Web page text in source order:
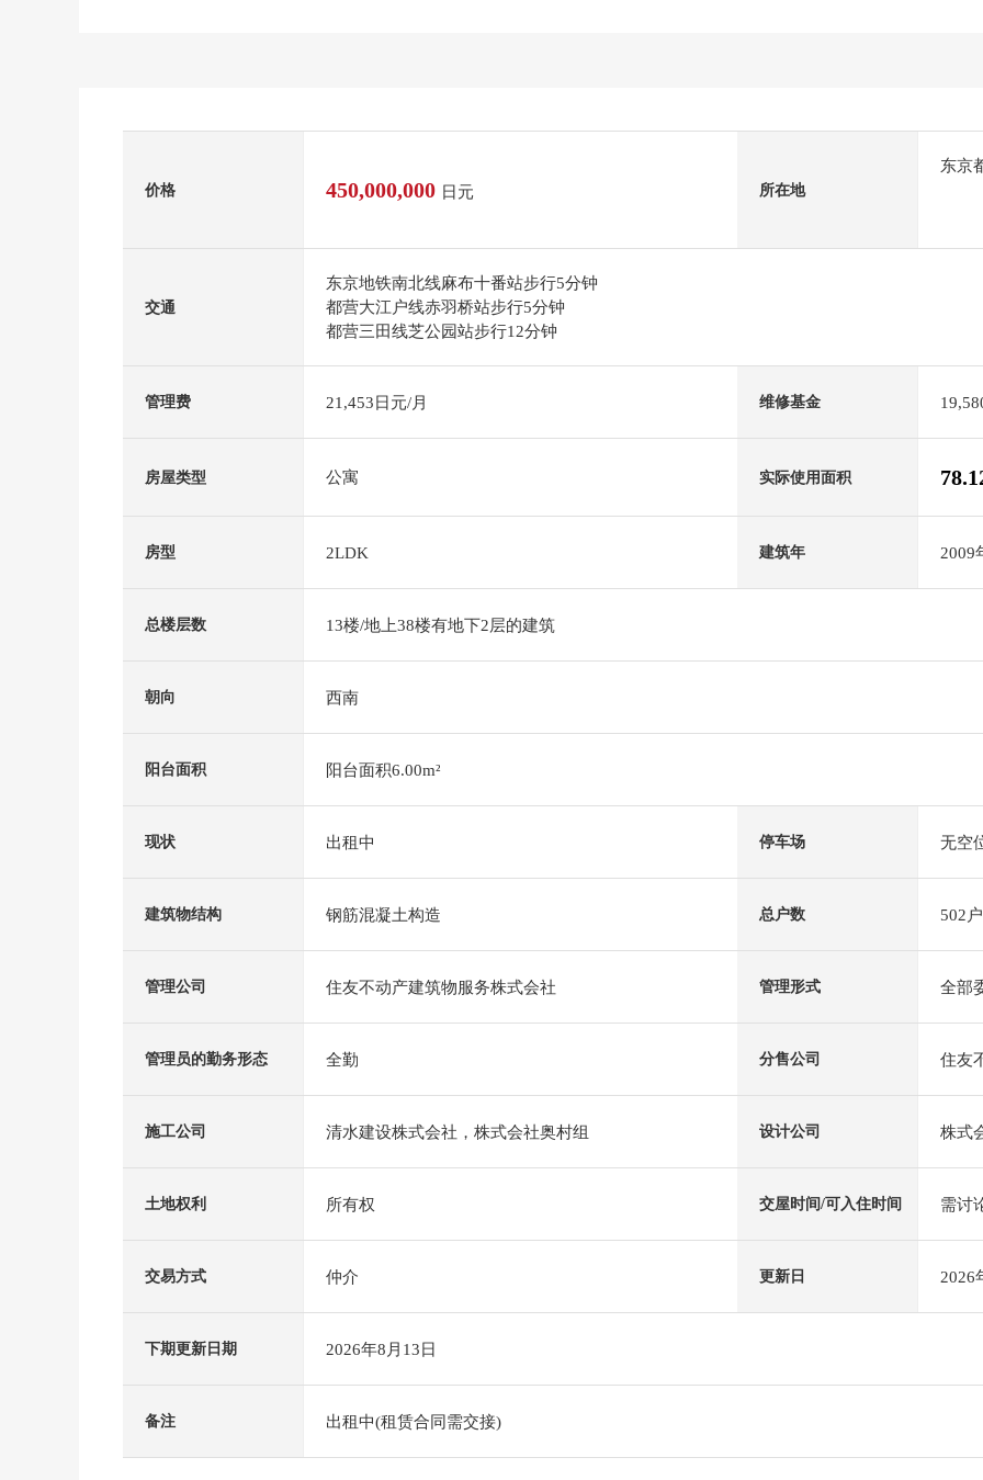
价格 450,000,000 日元 所在地
东京
交通
东京地铁南北线麻布十番站步行5分钟
都营大江户线赤羽桥站步行5分钟
都营三田线芝公园站步行12分钟
管理费 21,453日元/月 维修基金
房屋类型 公寓 实际使用面积
房型 2LDK 建筑年 2009
总楼层数 13楼/地上38楼有地下2层的建筑
朝向 西南
阳台面积 阳台面积6.00m²
现状 出租中 停车场 无空
建筑物结构 钢筋混凝土构造 总户数 502户
管理公司 住友不动产建筑物服务株式会社 管理形式 全部
管理员的勤务形态 全勤 分售公司 住友
施工公司 清水建设株式会社，株式会社奥村组 设计公司 株式
土地权利 所有权 交屋时间/可入住时间 需讨
交易方式 仲介 更新日 2026
下期更新日期 2026年8月13日
备注 出租中(租赁合同需交接)